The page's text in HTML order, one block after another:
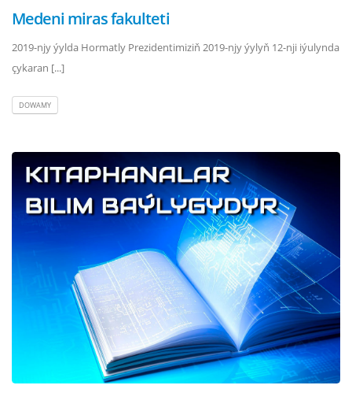
Medeni miras fakulteti
2019-njy ýylda Hormatly Prezidentimiziň 2019-njy ýylyň 12-nji iýulynda
çykaran [...]
DOWAMY